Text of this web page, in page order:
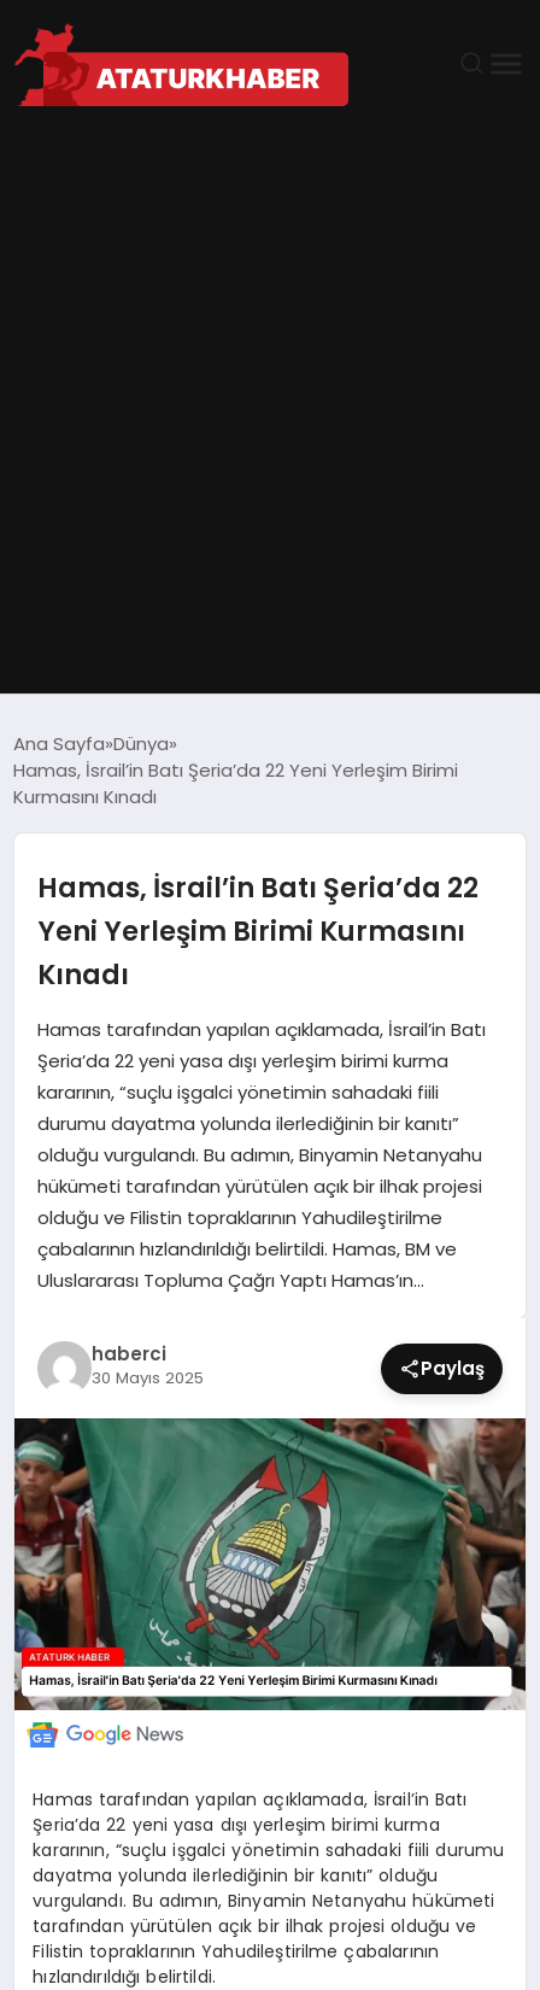
DÜNYA
MAGAZIN
SAĞLIK
SIYASET
SPOR
TEKNOLOJI
YAŞAM
Ana Sayfa Dünya
Hamas, İsrail’in Batı Şeria’da 22 Yeni Yerleşim Birimi
Kurmasını Kınadı
Hamas, İsrail’in Batı Şeria’da 22
Yeni Yerleşim Birimi Kurmasını
Kınadı
Hamas tarafından yapılan açıklamada, İsrail’in Batı
Şeria’da 22 yeni yasa dışı yerleşim birimi kurma
kararının, “suçlu işgalci yönetimin sahadaki fiili
durumu dayatma yolunda ilerlediğinin bir kanıtı”
olduğu vurgulandı. Bu adımın, Binyamin Netanyahu
hükümeti tarafından yürütülen açık bir ilhak projesi
olduğu ve Filistin topraklarının Yahudileştirilme
çabalarının hızlandırıldığı belirtildi. Hamas, BM ve
Uluslararası Topluma Çağrı Yaptı Hamas’ın…
haberci
30 Mayıs 2025 Paylaş
Hamas tarafından yapılan açıklamada, İsrail’in Batı
Şeria’da 22 yeni yasa dışı yerleşim birimi kurma
kararının, “suçlu işgalci yönetimin sahadaki fiili durumu
dayatma yolunda ilerlediğinin bir kanıtı” olduğu
vurgulandı. Bu adımın, Binyamin Netanyahu hükümeti
tarafından yürütülen açık bir ilhak projesi olduğu ve
Filistin topraklarının Yahudileştirilme çabalarının
hızlandırıldığı belirtildi.